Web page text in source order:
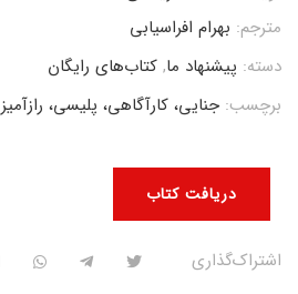
دریافت کتاب
مترجم: بهرام افراسیابی
دسته: پیشنهاد ما, کتاب‌های رایگان
برچسب: جنایی، کارآگاهی، پلیسی، رازآمیز
اشتراک‌گذاری